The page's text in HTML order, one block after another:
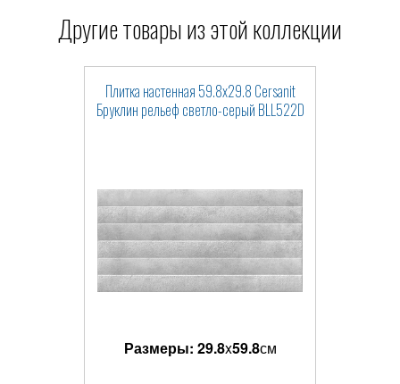
Другие товары из этой коллекции
Плитка настенная 59.8x29.8 Cersanit
Бруклин рельеф светло-серый BLL522D
Размеры: 29.8x59.8см